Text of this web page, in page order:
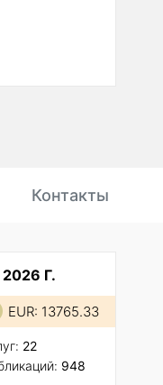
Контакты
2026 Г.
EUR: 13765.33
22
948